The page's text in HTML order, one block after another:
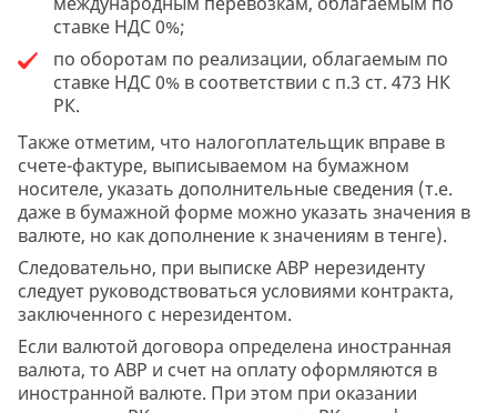
ставке НДС 0%;
по оборотам по реализации, облагаемым по
ставке НДС 0% в соответствии с п.3 ст. 473 НК
РК.
Также отметим, что налогоплательщик вправе в
счете-фактуре, выписываемом на бумажном
носителе, указать дополнительные сведения (т.е.
даже в бумажной форме можно указать значения в
валюте, но как дополнение к значениям в тенге).
Следовательно, при выписке АВР нерезиденту
следует руководствоваться условиями контракта,
заключенного с нерезидентом.
Если валютой договора определена иностранная
валюта, то АВР и счет на оплату оформляются в
иностранной валюте. При этом при оказании